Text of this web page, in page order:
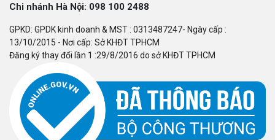
Chi nhánh Hà Nội: 098 100 2488
GPKD: GPDK kinh doanh & MST : 0313487247- Ngày cấp :
13/10/2015 - Nơi cấp: Sở KHĐT TPHCM
Đăng ký thay đổi lần 1 :29/8/2016 do sở KHĐT TPHCM